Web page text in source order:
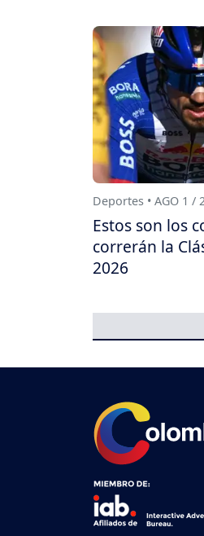
Deportes • AGO 1 /
Estos son los
correrán la
2026